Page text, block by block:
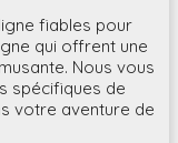
fiables pour
qui offrent une
Nous vous
spécifiques de
votre aventure de